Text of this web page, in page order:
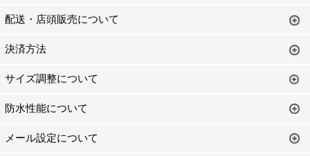
配送・店頭販売について
決済方法
サイズ調整について
防水性能について
メール設定について